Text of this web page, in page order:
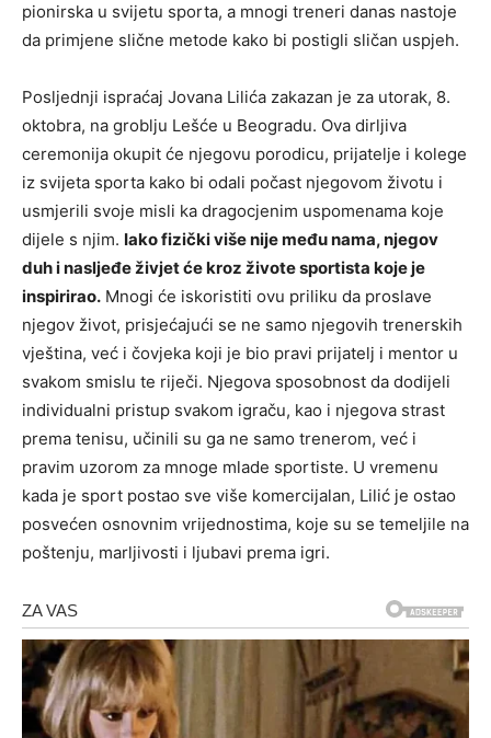
pionirska u svijetu sporta, a mnogi treneri danas nastoje
da primjene slične metode kako bi postigli sličan uspjeh.
Posljednji ispraćaj Jovana Lilića zakazan je za utorak, 8.
oktobra, na groblju Lešće u Beogradu. Ova dirljiva
ceremonija okupit će njegovu porodicu, prijatelje i kolege
iz svijeta sporta kako bi odali počast njegovom životu i
usmjerili svoje misli ka dragocjenim uspomenama koje
dijele s njim. Iako fizički više nije među nama, njegov
duh i nasljeđe živjet će kroz živote sportista koje je
inspirirao. Mnogi će iskoristiti ovu priliku da proslave
njegov život, prisjećajući se ne samo njegovih trenerskih
vještina, već i čovjeka koji je bio pravi prijatelj i mentor u
svakom smislu te riječi. Njegova sposobnost da dodijeli
individualni pristup svakom igraču, kao i njegova strast
prema tenisu, učinili su ga ne samo trenerom, već i
pravim uzorom za mnoge mlade sportiste. U vremenu
kada je sport postao sve više komercijalan, Lilić je ostao
posvećen osnovnim vrijednostima, koje su se temeljile na
poštenju, marljivosti i ljubavi prema igri.